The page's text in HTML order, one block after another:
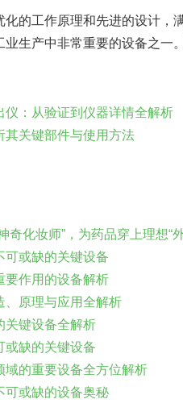
化的工作原理和先进的设计
业生产中非常重要的设备之一
仪：从验证到仪器详情全解析
其关键部件与使用方法
奇化妆师”，为药品穿上理想“
可或缺的关键设备
要作用的设备解析
、原理与应用全解析
关键设备全解析
或缺的关键设备
域的重要设备全方位解析
可或缺的设备奥秘